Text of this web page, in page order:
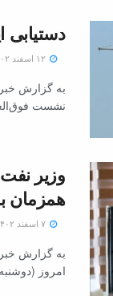
دستیابی
۱۲ اسفند ۱۴۰۲
به گزارش
نشست
همزمان
۷ اسفند ۱۴۰۲
به گزارش
امروز